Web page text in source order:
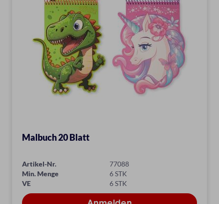
Malbuch 20 Blatt
Artikel-Nr.
77088
Min. Menge
6 STK
VE
6 STK